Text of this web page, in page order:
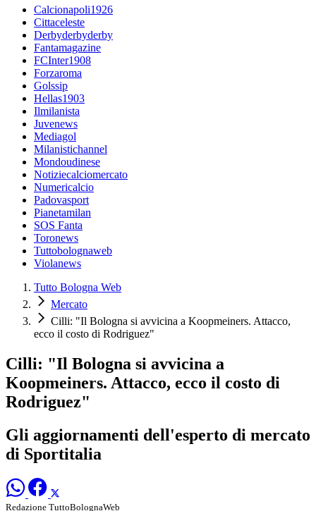
Calcionapoli1926
Cittaceleste
Derbyderbyderby
Fantamagazine
FCInter1908
Forzaroma
Golssip
Hellas1903
Ilmilanista
Juvenews
Mediagol
Milanistichannel
Mondoudinese
Notiziecalciomercato
Numericalcio
Padovasport
Pianetamilan
SOS Fanta
Toronews
Tuttobolognaweb
Violanews
Tutto Bologna Web
Mercato
Cilli: "Il Bologna si avvicina a Koopmeiners. Attacco,
ecco il costo di Rodriguez"
Cilli: "Il Bologna si avvicina a
Koopmeiners. Attacco, ecco il costo di
Rodriguez"
Gli aggiornamenti dell'esperto di mercato
di Sportitalia
Redazione TuttoBolognaWeb